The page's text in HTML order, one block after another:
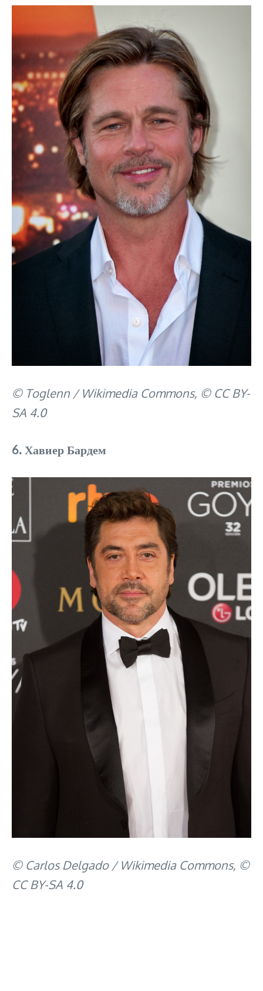
© Toglenn / Wikimedia Commons, © CC BY-
SA 4.0
6. Хавиер Бардем
© Carlos Delgado / Wikimedia Commons, ©
CC BY-SA 4.0